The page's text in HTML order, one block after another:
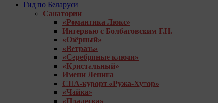
Гид по Беларуси
Санатории
«Романтика Люкс»
Интервью с Болбатовским Г.Н.
«Озёрный»
«Ветразь»
«Серебряные ключи»
«Кристальный»
Имени Ленина
СПА-курорт «Ружа-Хутор»
«Чайка»
«Пралеска»